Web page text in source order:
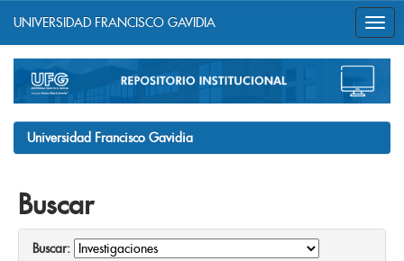
navigation
UNIVERSIDAD FRANCISCO GAVIDIA
Universidad Francisco Gavidia
Buscar
Buscar: